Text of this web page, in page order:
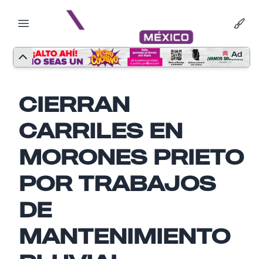
Ad
CIERRAN
CARRILES EN
MORONES PRIETO
POR TRABAJOS
DE
MANTENIMIENTO
Nombre